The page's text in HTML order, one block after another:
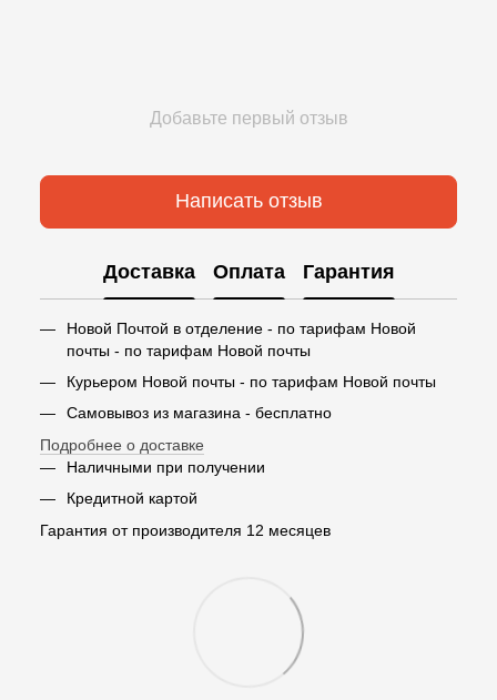
Добавьте первый отзыв
Написать отзыв
Доставка Оплата Гарантия
Новой Почтой в отделение - по тарифам Новой
почты - по тарифам Новой почты
Курьером Новой почты - по тарифам Новой почты
Самовывоз из магазина - бесплатно
Подробнее о доставке
Наличными при получении
Кредитной картой
Гарантия от производителя 12 месяцев